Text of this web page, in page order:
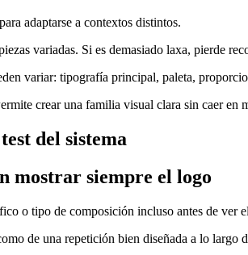
adaptarse a contextos distintos.
variadas. Si es demasiado laxa, pierde
variar: tipografía principal, paleta,
crear una familia visual clara sin caer en
del sistema
mostrar siempre el logo
o tipo de composición incluso antes de ver
de una repetición bien diseñada a lo largo